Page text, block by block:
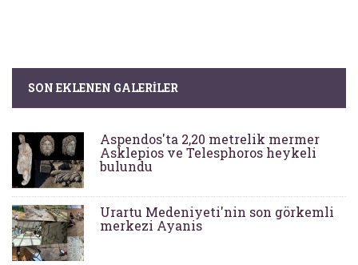
SON EKLENEN GALERILER
Aspendos'ta 2,20 metrelik mermer
Asklepios ve Telesphoros heykeli
bulundu
Urartu Medeniyeti'nin son görkemli
merkezi Ayanis